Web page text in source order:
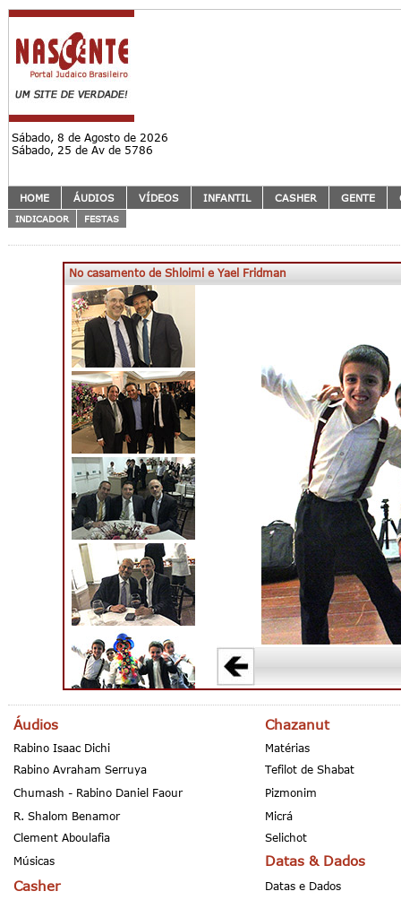
Sábado, 8 de Agosto de 2026
Sábado, 25 de Av de 5786
HOME ÁUDIOS VÍDEOS INFANTIL CASHER GENTE
INDICADOR FESTAS
Áudios Chazanut
Rabino Isaac Dichi
Matérias
Rabino Avraham Serruya
Tefilot de Shabat
Chumash - Rabino Daniel Faour
Pizmonim
R. Shalom Benamor
Micrá
Clement Aboulafia
Selichot
Músicas
Datas & Dados
Casher
Datas e Dados